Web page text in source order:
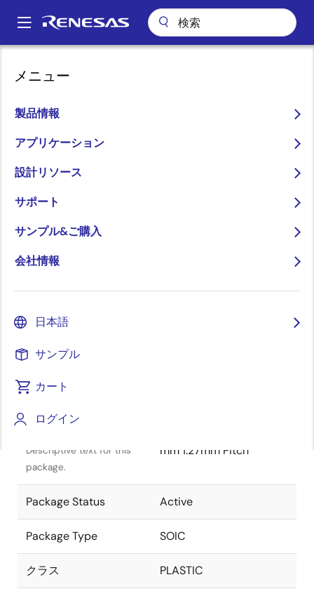
ン
Main
メニュー
製品情報
アプリケーション
設計リソース
サポート
サンプル&ご購入
会社情報
日本語
サンプル
カート
ログイン
パ
ン
く
ず
Descriptive text for this
package.
mm 1.27mm Pitch
Package Status Active
Package Type SOIC
クラス PLASTIC